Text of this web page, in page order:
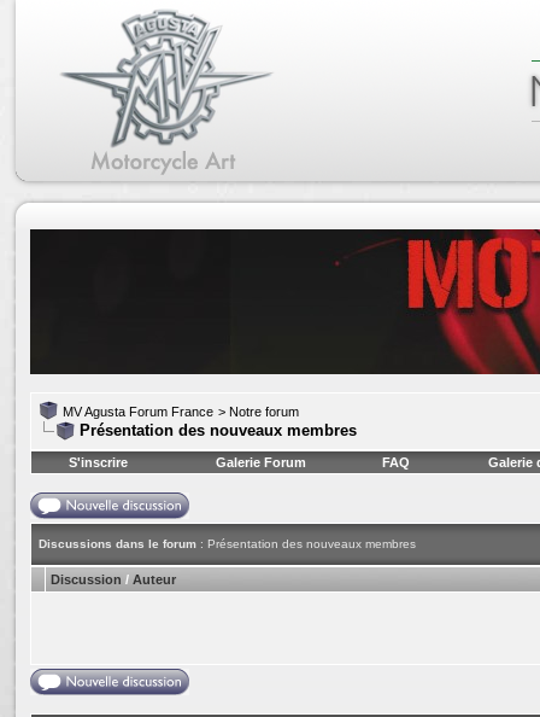
MV Agusta Forum France > Notre forum
Présentation des nouveaux membres
S'inscrire Galerie Forum FAQ Galerie
Discussions dans le forum : Présentation des nouveaux membres
Discussion / Auteur